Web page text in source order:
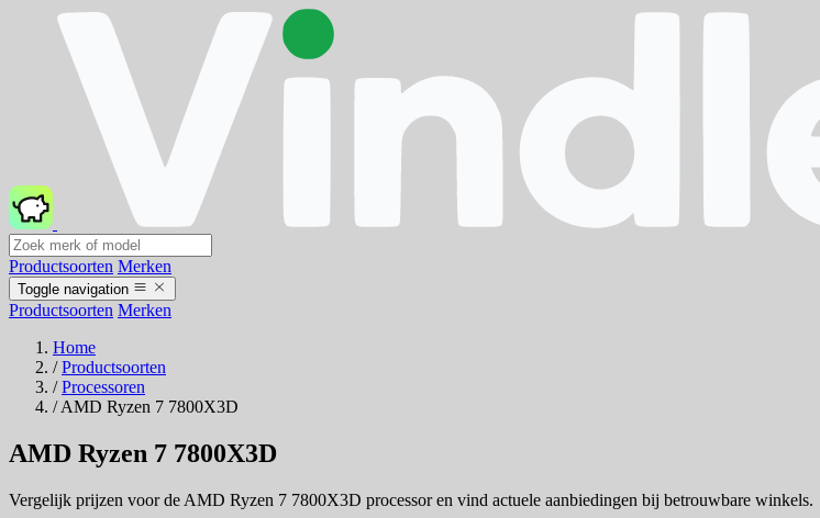
Productsoorten Merken
Toggle navigation
Productsoorten Merken
Home
/ Productsoorten
/ Processoren
/ AMD Ryzen 7 7800X3D
AMD Ryzen 7 7800X3D
Vergelijk prijzen voor de AMD Ryzen 7 7800X3D processor en vind actuele aanbiedingen bij betrouwbare winkels.